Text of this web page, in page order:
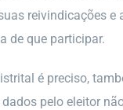
reivindicações e
de que participar.
é preciso,
pelo eleitor